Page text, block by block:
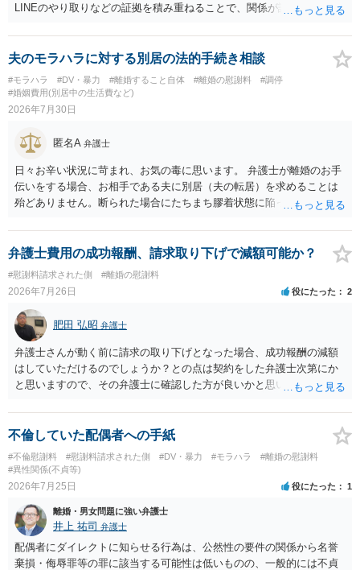
LINEのやり取りなどの証拠を積み重ねることで、関係が認定される余
個別の事情によりますので、お早めに弁護士に相談されることをおす
すめします。
夫のモラハラに対する別居の法的手続き相談
#モラハラ #DV・暴力 #離婚すること自体 #離婚の慰謝料
#調停
#婚姻費用(別居中の生活費など)
2026年7月30日
匿名A 弁護士
日々お辛い状況に苛まれ、お気の毒に思います。 弁護士が離婚のお手
伝いをする場合、お相手である夫に別居（夫の転居）を求めることは
殆どありません。断られた場合にたちまち膠着状態に陥ってしまうの
高いためです。 実務的には、ご相談者さまが転居する形で離婚協議等
を進める選択を採らざるを得ないことが圧倒的多数です。
弁護士費用の成功報酬、請求取り下げで減額可能か？
#慰謝料請求された側 #離婚の慰謝料
2026年7月26日 役にたった 2
肥田 弘昭 弁護士
弁護士さんが動く前に請求の取り下げとなった場合、成功報酬の減額
はしていただけるのでしょうか？との点は契約をした弁護士次第にか
と思いますので、その弁護士に確認した方が良いかと思います。ご参
不倫していた配偶者への手紙
#不倫慰謝料 #慰謝料請求された側 #DV・暴力 #モラハラ
#離婚の慰謝料
#異性関係(不貞等)
2026年7月25日 役にたった 1
離婚・男女問題に強い弁護士
井上 祐司 弁護士
配偶者にダイレクトに知らせる行為は、公然性の要件の関係から名誉
棄損・侮辱罪等の罪に該当する可能性は低いものの、一般的には不貞